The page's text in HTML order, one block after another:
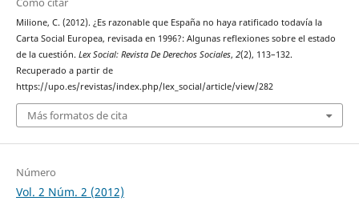
Milione, C. (2012). ¿Es razonable que España no haya ratificado todavía la
Carta Social Europea, revisada en 1996?: Algunas reflexiones sobre el estado
de la cuestión. Lex Social: Revista De Derechos Sociales, 2(2), 113–132.
Recuperado a partir de
https://upo.es/revistas/index.php/lex_social/article/view/282
Más formatos de cita
Número
Vol. 2 Núm. 2 (2012)